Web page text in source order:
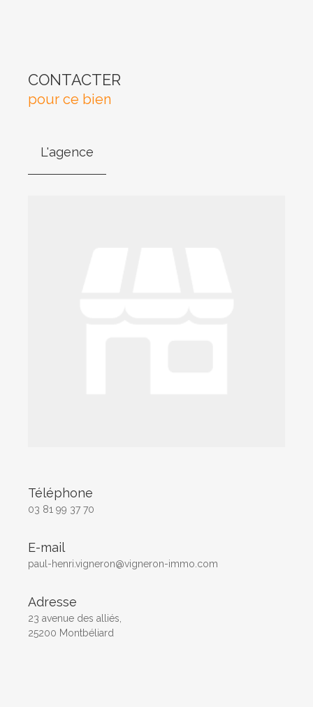
CONTACTER
pour ce bien
L'agence
Téléphone
03 81 99 37 70
E-mail
paul-henri.vigneron@vigneron-immo.com
Adresse
23 avenue des alliés,
25200 Montbéliard